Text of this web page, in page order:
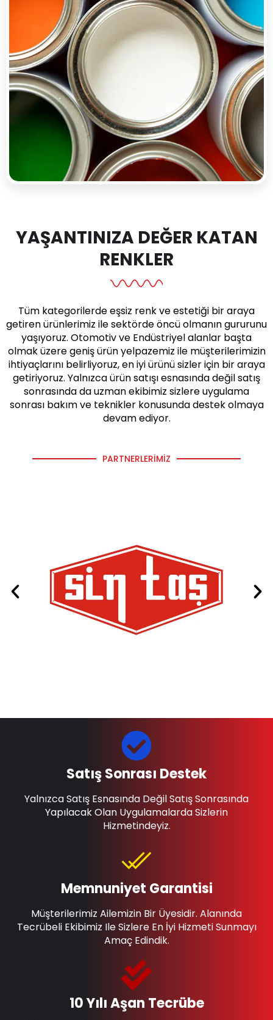
YAŞANTINIZA DEĞER KATAN
RENKLER
Tüm kategorilerde eşsiz renk ve estetiği bir araya
getiren ürünlerimiz ile sektörde öncü olmanın gururunu
yaşıyoruz. Otomotiv ve Endüstriyel alanlar başta
olmak üzere geniş ürün yelpazemiz ile müşterilerimizin
ihtiyaçlarını belirliyoruz, en iyi ürünü sizler için bir araya
getiriyoruz. Yalnızca ürün satışı esnasında değil satış
sonrasında da uzman ekibimiz sizlere uygulama
sonrası bakım ve teknikler konusunda destek olmaya
devam ediyor.
PARTNERLERIMIZ
10 Yılı Aşan Tecrübe
Memnuniyet Garantisi
Müşterilerimiz Ailemizin Bir Üyesidir. Alanında
Tecrübeli Ekibimiz Ile Sizlere En İyi Hizmeti Sunmayı
Amaç Edindik.
Satış Sonrası Destek
Yalnızca Satış Esnasında Değil Satış Sonrasında
Yapılacak Olan Uygulamalarda Sizlerin
Hizmetindeyiz.